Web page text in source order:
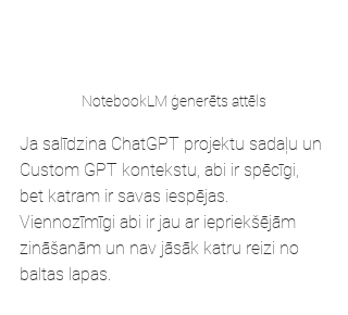
NotebookLM ģenerēts attēls
Ja salīdzina ChatGPT projektu sadaļu un
Custom GPT kontekstu, abi ir spēcīgi,
bet katram ir savas iespējas.
Viennozīmīgi abi ir jau ar iepriekšējām
zināšanām un nav jāsāk katru reizi no
baltas lapas.